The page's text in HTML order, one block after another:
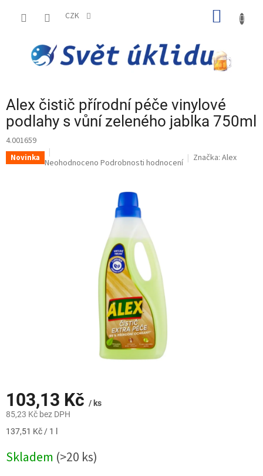
CZK
Alex čistič přírodní péče vinylové
podlahy s vůní zeleného jablka 750ml
4.001659
Novinka Průměrné
Neohodnoceno Podrobnosti hodnocení Značka: Alex
103,13 Kč / ks
85,23 Kč bez DPH
Měrná
137,51 Kč / 1 l
Skladem (>20 ks)